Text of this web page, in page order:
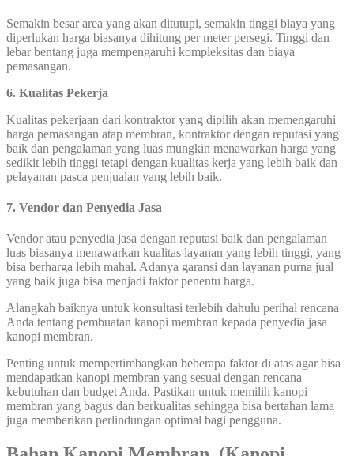
Semakin besar area yang akan ditutupi, semakin tinggi biaya yang
diperlukan harga biasanya dihitung per meter persegi. Tinggi dan
lebar bentang juga mempengaruhi kompleksitas dan biaya
pemasangan.
6. Kualitas Pekerja
Kualitas pekerjaan dari kontraktor yang dipilih akan memengaruhi
harga pemasangan atap membran, kontraktor dengan reputasi yang
baik dan pengalaman yang luas mungkin menawarkan harga yang
sedikit lebih tinggi tetapi dengan kualitas kerja yang lebih baik dan
pelayanan pasca penjualan yang lebih baik.
7. Vendor dan Penyedia Jasa
Vendor atau penyedia jasa dengan reputasi baik dan pengalaman
luas biasanya menawarkan kualitas layanan yang lebih tinggi, yang
bisa berharga lebih mahal. Adanya garansi dan layanan purna jual
yang baik juga bisa menjadi faktor penentu harga.
Alangkah baiknya untuk konsultasi terlebih dahulu perihal rencana
Anda tentang pembuatan kanopi membran kepada penyedia jasa
kanopi membran.
Penting untuk mempertimbangkan beberapa faktor di atas agar bisa
mendapatkan kanopi membran yang sesuai dengan rencana
kebutuhan dan budget Anda. Pastikan untuk memilih kanopi
membran yang bagus dan berkualitas sehingga bisa bertahan lama
juga memberikan perlindungan optimal bagi pengguna.